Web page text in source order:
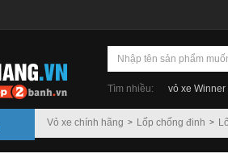
Tìm nhiều: vỏ xe Winner
Vỏ xe chính hãng Lốp chống đinh